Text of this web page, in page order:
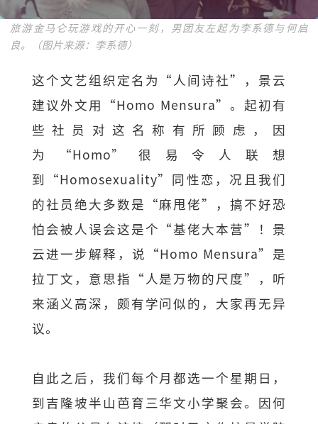
旅游金马仑玩游戏的开心一刻，男团友左起为李系德与何启
良。（图片来源：李系德）
这个文艺组织定名为“人间诗社”，景云
建议外文用“Homo Mensura”。起初有
些社员对这名称有所顾虑，因
为“Homo”很易令人联想
到“Homosexuality”同性恋，况且我们
的社员绝大多数是“麻甩佬”，搞不好恐
怕会被人误会这是个“基佬大本营”！景
云进一步解释，说“Homo Mensura”是
拉丁文，意思指“人是万物的尺度”，听
来涵义高深，颇有学问似的，大家再无异
议。
自此之后，我们每个月都选一个星期日，
到吉隆坡半山芭育三华文小学聚会。因何